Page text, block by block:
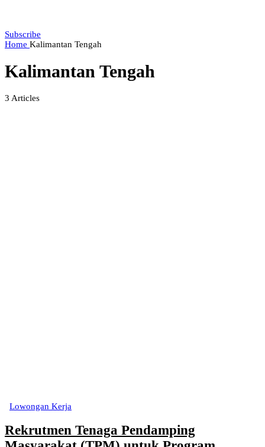
Subscribe
Home Kalimantan Tengah
Kalimantan Tengah
3 Articles
Lowongan Kerja
Rekrutmen Tenaga Pendamping